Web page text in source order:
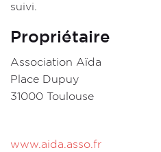
suivi.
Propriétaire
Association Aïda
Place Dupuy
31000 Toulouse
www.aida.asso.fr